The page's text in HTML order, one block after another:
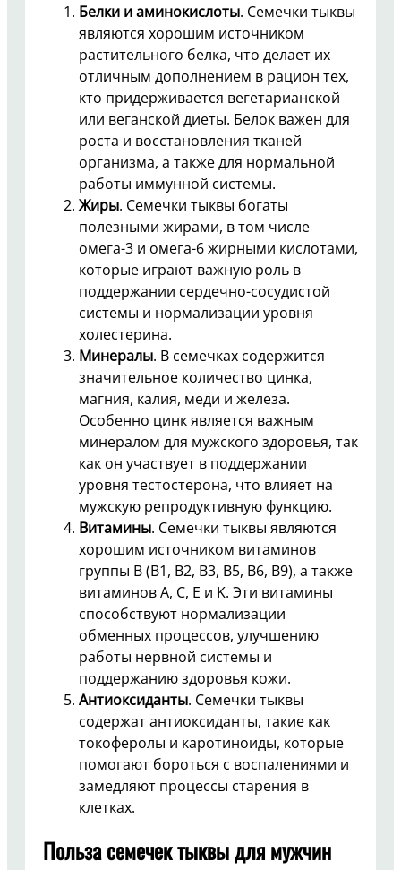
Белки и аминокислоты. Семечки тыквы
являются хорошим источником
растительного белка, что делает их
отличным дополнением в рацион тех,
кто придерживается вегетарианской
или веганской диеты. Белок важен для
роста и восстановления тканей
организма, а также для нормальной
работы иммунной системы.
Жиры. Семечки тыквы богаты
полезными жирами, в том числе
омега-3 и омега-6 жирными кислотами,
которые играют важную роль в
поддержании сердечно-сосудистой
системы и нормализации уровня
холестерина.
Минералы. В семечках содержится
значительное количество цинка,
магния, калия, меди и железа.
Особенно цинк является важным
минералом для мужского здоровья, так
как он участвует в поддержании
уровня тестостерона, что влияет на
мужскую репродуктивную функцию.
Витамины. Семечки тыквы являются
хорошим источником витаминов
группы B (B1, B2, B3, B5, B6, B9), а также
витаминов A, C, E и K. Эти витамины
способствуют нормализации
обменных процессов, улучшению
работы нервной системы и
поддержанию здоровья кожи.
Антиоксиданты. Семечки тыквы
содержат антиоксиданты, такие как
токоферолы и каротиноиды, которые
помогают бороться с воспалениями и
замедляют процессы старения в
клетках.
Польза семечек тыквы для мужчин